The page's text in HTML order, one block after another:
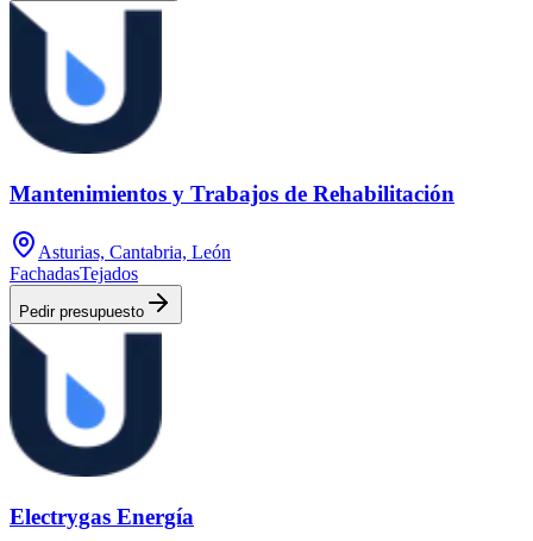
Mantenimientos y Trabajos de Rehabilitación
Asturias, Cantabria, León
FachadasTejados
Pedir presupuesto
Electrygas Energía